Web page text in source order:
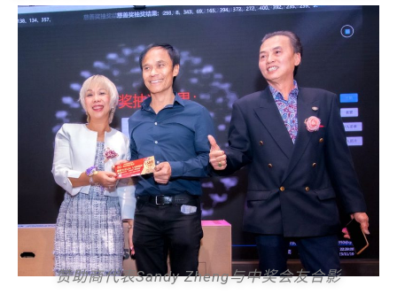
赞助商代表Sandy Zheng与中奖会友合影